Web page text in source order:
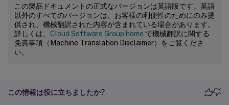
この製品ドキュメントの正式なバージョンは英語版です。英語
以外のすべてのバージョンは、お客様の利便性のためにのみ提
供され、機械翻訳された内容が含まれている場合があります。
詳しくは、 Cloud Software Group home で機械翻訳に関する
免責事項（Machine Translation Disclaimer）をご覧くださ
い。
この情報は役に立ちましたか?